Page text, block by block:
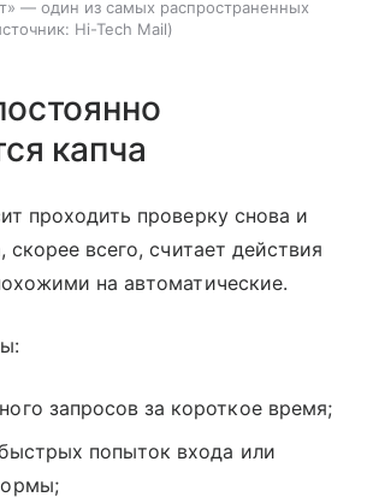
— один из самых распространенных
Hi-Tech Mail
капча
проходить проверку снова и
скорее всего, считает действия
на автоматические.
запросов за короткое время;
попыток входа или